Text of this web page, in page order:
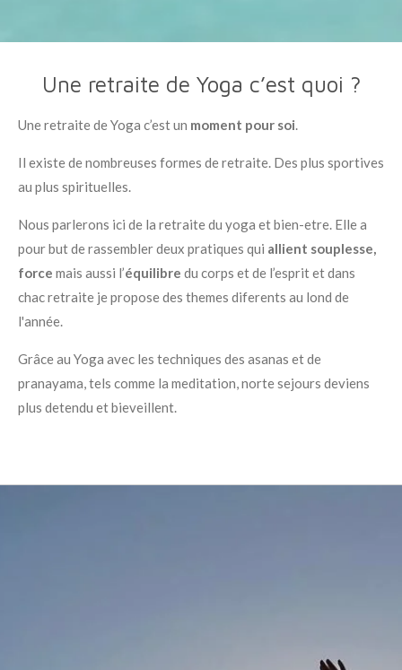
Une retraite de Yoga c’est quoi ?
Une retraite de Yoga c’est un moment pour soi
Il existe de nombreuses formes de retraite. Des plus sportives
au plus spirituelles.
Nous parlerons ici de la retraite du yoga et bien-etre. Elle a
pour but de rassembler deux pratiques qui allient souplesse,
force mais aussi l’équilibre du corps et de l’esprit et dans
chac retraite je propose des themes diferents au lond de
l'année.
Grâce au Yoga avec les techniques des asanas et de
pranayama, tels comme la meditation, norte sejours deviens
plus detendu et bieveillent.